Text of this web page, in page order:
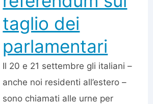
taglio dei
parlamentari
Il 20 e 21 settembre gli italiani –
anche noi residenti all’estero –
sono chiamati alle urne per